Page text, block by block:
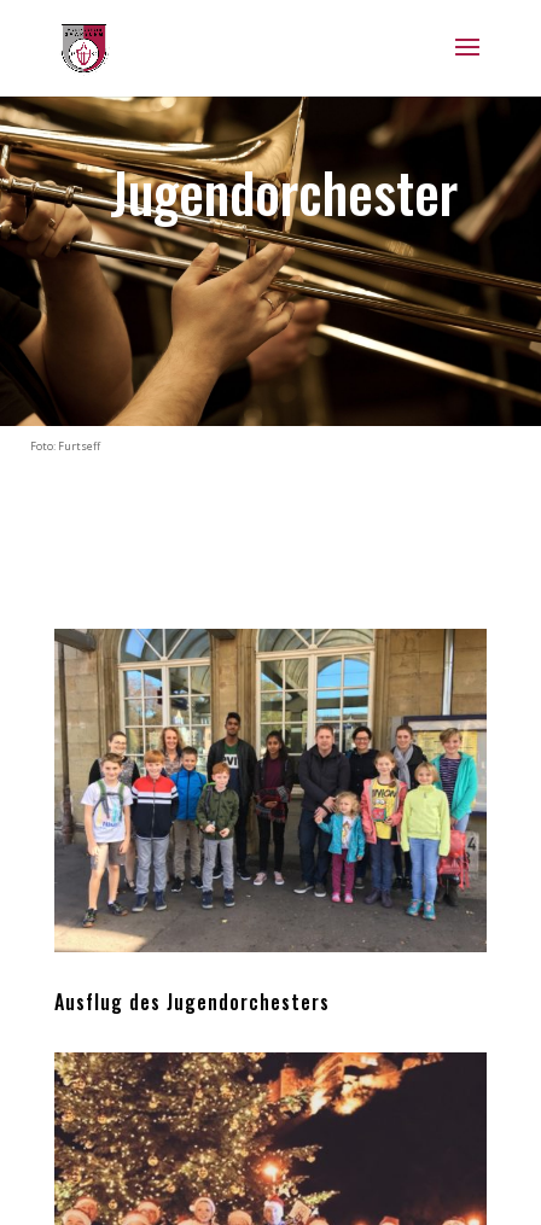
Jugendorchester
Foto: Furtseff
Ausflug des Jugendorchesters